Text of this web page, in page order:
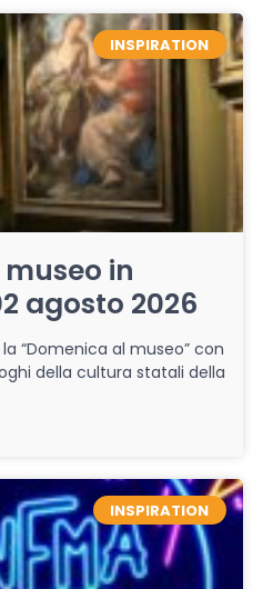
INSPIRATION
in
agosto 2026
“Domenica al museo” con
della cultura statali della
INSPIRATION